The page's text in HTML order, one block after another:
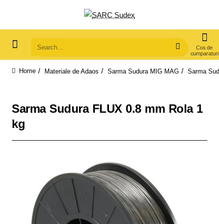
Search...
Materiale de Adaos Sarma Sudura MIG MAG Sarma
Sarma Sudura FLUX 0.8 mm Rola 1
kg